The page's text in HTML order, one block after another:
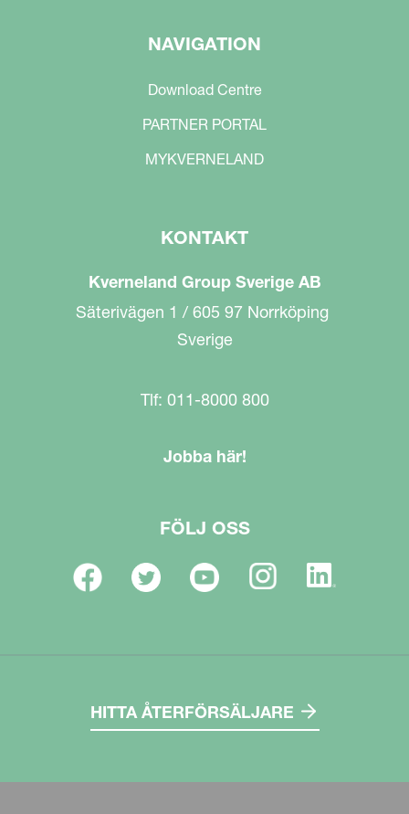
NAVIGATION
Download Centre
PARTNER PORTAL
MYKVERNELAND
KONTAKT
Kverneland Group Sverige AB
Säterivägen 1 / 605 97 Norrköping
Sverige
Tlf: 011-8000 800
Jobba här!
FÖLJ OSS
HITTA ÅTERFÖRSÄLJARE